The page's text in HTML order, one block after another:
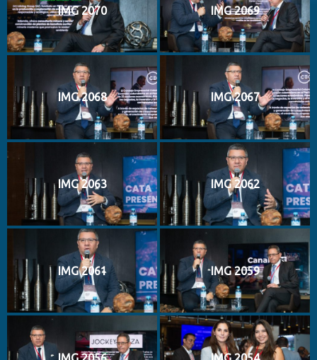
IMG 2070 IMG 2069
IMG 2068 IMG 2067
IMG 2063 IMG 2062
IMG 2061 IMG 2059